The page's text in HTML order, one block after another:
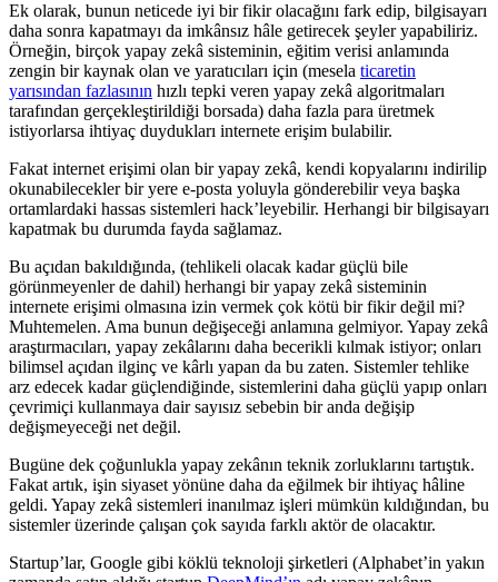
Ek olarak, bunun neticede iyi bir fikir olacağını fark edip, bilgisayarı
daha sonra kapatmayı da imkânsız hâle getirecek şeyler yapabiliriz.
Örneğin, birçok yapay zekâ sisteminin, eğitim verisi anlamında
zengin bir kaynak olan ve yaratıcıları için (mesela ticaretin
yarısından fazlasının hızlı tepki veren yapay zekâ algoritmaları
tarafından gerçekleştirildiği borsada) daha fazla para üretmek
istiyorlarsa ihtiyaç duydukları internete erişim bulabilir.
Fakat internet erişimi olan bir yapay zekâ, kendi kopyalarını indirilip
okunabilecekler bir yere e-posta yoluyla gönderebilir veya başka
ortamlardaki hassas sistemleri hack’leyebilir. Herhangi bir bilgisayarı
kapatmak bu durumda fayda sağlamaz.
Bu açıdan bakıldığında, (tehlikeli olacak kadar güçlü bile
görünmeyenler de dahil) herhangi bir yapay zekâ sisteminin
internete erişimi olmasına izin vermek çok kötü bir fikir değil mi?
Muhtemelen. Ama bunun değişeceği anlamına gelmiyor. Yapay zekâ
araştırmacıları, yapay zekâlarını daha becerikli kılmak istiyor; onları
bilimsel açıdan ilginç ve kârlı yapan da bu zaten. Sistemler tehlike
arz edecek kadar güçlendiğinde, sistemlerini daha güçlü yapıp onları
çevrimiçi kullanmaya dair sayısız sebebin bir anda değişip
değişmeyeceği net değil.
Bugüne dek çoğunlukla yapay zekânın teknik zorluklarını tartıştık.
Fakat artık, işin siyaset yönüne daha da eğilmek bir ihtiyaç hâline
geldi. Yapay zekâ sistemleri inanılmaz işleri mümkün kıldığından, bu
sistemler üzerinde çalışan çok sayıda farklı aktör de olacaktır.
Startup’lar, Google gibi köklü teknoloji şirketleri (Alphabet’in yakın